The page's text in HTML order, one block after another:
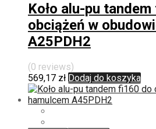
Koło alu-pu
obciążeń w
A25PDH2
(0 reviews)
569,17 zł Dodaj do koszyka